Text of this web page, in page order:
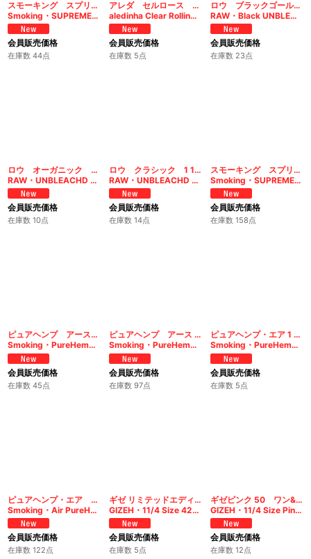
スモーキング スプリーム ブラウンシングル
Smoking・SUPREME brown single
会員販売価格
在庫数 44点
アレダ セルロース ミニサイズ クリアーペーパー
aledinha Clear Rolling Papers 1 1/4
会員販売価格
在庫数 5点
ロウ ブラックゴールド 1 1/4＋チップス
RAW・Black UNBLEACHD HEMP Connoisseur 1 1/4
会員販売価格
在庫数 23点
ロウ オーガニック 1 1/4＋チップス
RAW・UNBLEACHD Organic Hemp Connoisseur 1 1/4
会員販売価格
在庫数 10点
ロウ クラシック 1 1/4＋チップス
RAW・UNBLEACHD HEMP Connoisseur 1 1/4
会員販売価格
在庫数 14点
スモーキング スプリーム シングル
Smoking・SUPREME single
会員販売価格
在庫数 158点
ピュアヘンプ アース1 1/4
Smoking・PureHemp EARTH 1 1/4
会員販売価格
在庫数 45点
ピュアヘンプ アース シングル
Smoking・PureHemp EARTH 70mm
会員販売価格
在庫数 97点
ピュアヘンプ・エア 1 1/4
Smoking・PureHemp Air1 1/4
会員販売価格
在庫数 5点
ピュアヘンプ・エア シングル
Smoking・Air PureHemp
会員販売価格
在庫数 122点
ギゼ リミテッドエディション 50 ワン&クオーター
GIZEH・11/4 Size 420 Limited Edition 50
会員販売価格
在庫数 5点
ギゼピンク 50 ワン&クオーター
GIZEH・11/4 Size Pink 50
会員販売価格
在庫数 12点